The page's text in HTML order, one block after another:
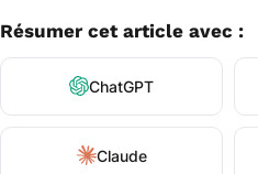
Résumer cet article avec :
ChatGPT
Claude